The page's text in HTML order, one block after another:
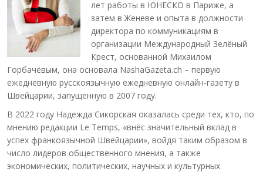
лет работы в ЮНЕСКО в Париже, а
затем в Женеве и опыта в должности
директора по коммуникациям в
организации Международный Зелёный
Крест, основанной Михаилом
Горбачёвым, она основала NashaGazeta.ch – первую
ежедневную русскоязычную ежедневную онлайн-газету в
Швейцарии, запущенную в 2007 году.
В 2022 году Надежда Сикорская оказалась среди тех, кто, по
мнению редакции Le Temps, «внёс значительный вклад в
успех франкоязычной Швейцарии», войдя таким образом в
число лидеров общественного мнения, а также
экономических, политических, научных и культурных